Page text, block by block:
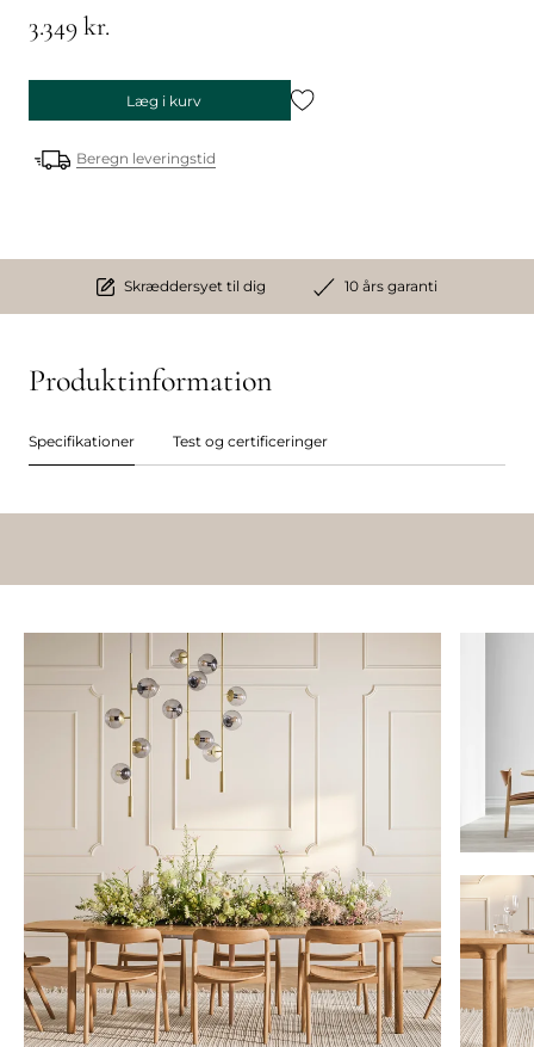
3.349 kr.
Læg i kurv
Beregn leveringstid
Skræddersyet til dig 10 års garanti
Produktinformation
Specifikationer Test og certificeringer